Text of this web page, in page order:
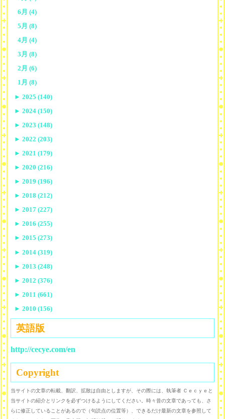
6月 (4)
5月 (8)
4月 (4)
3月 (8)
2月 (6)
1月 (8)
► 2025 (140)
► 2024 (150)
► 2023 (148)
► 2022 (203)
► 2021 (179)
► 2020 (216)
► 2019 (196)
► 2018 (212)
► 2017 (227)
► 2016 (255)
► 2015 (273)
► 2014 (319)
► 2013 (248)
► 2012 (376)
► 2011 (661)
► 2010 (156)
英語版
http://cecye.com/en
Copyright
当サイトの文章の転載、翻訳、拡散は自由としますが、その際には、執筆者 Ｃｅｃｙｅと
当サイトの紹介とリンクを必ずつけるようにしてください。時々昔の文章であっても、さ
らに修正していることがあるので（句読点の位置等）、できるだけ最新の文章を参照して